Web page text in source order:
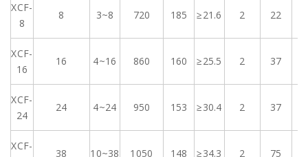
XCF-
8
8 3~8 720 185 ≥21.6 2 22
XCF-
16
16 4~16 860 160 ≥25.5 2 37
XCF-
24
24 4~24 950 153 ≥30.4 2 37
XCF-
38 10~38 1050 148 ≥34.3 2 75